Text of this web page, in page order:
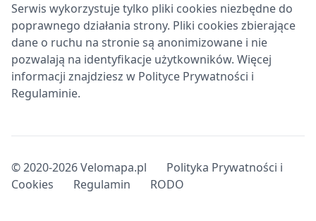
Serwis wykorzystuje tylko pliki cookies niezbędne do
poprawnego działania strony. Pliki cookies zbierające
dane o ruchu na stronie są anonimizowane i nie
pozwalają na identyfikacje użytkowników. Więcej
informacji znajdziesz w Polityce Prywatności i
Regulaminie.
© 2020-2026 Velomapa.pl
Polityka Prywatności i
Cookies
Regulamin RODO